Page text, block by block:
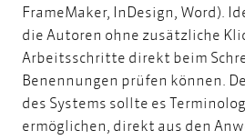
FrameMaker, InDesign, Word).
die Autoren ohne zusätzliche
Arbeitsschritte direkt beim
Benennungen prüfen können.
des Systems sollte es
ermöglichen, direkt aus den